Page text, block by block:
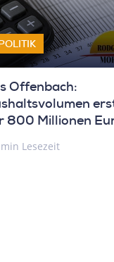
Offenbach:
800 Millionen
Lesezeit